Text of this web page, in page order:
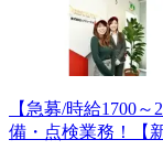
【急募/時給1700
備・点検業務！【